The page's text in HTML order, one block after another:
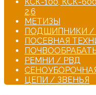
2,6
МЕТИЗЫ
ПОДШИПНИКИ /
ПОСЕВНАЯ
РЕМНИ / РВД
ЦЕПИ / ЗВЕНЬЯ